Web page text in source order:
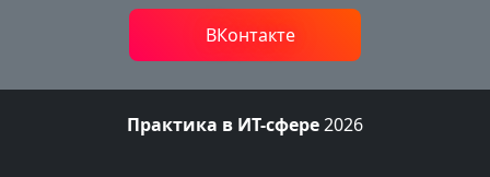
ВКонтакте
Практика в ИТ-сфере2026